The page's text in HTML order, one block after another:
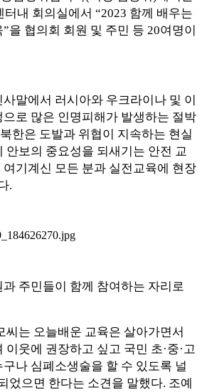
터내 회의실에서 “2023 함께 배우는
”을 협의회 회원 및 주민 등 20여명이
말에서 러시아와 우크라이나 및 이
로 많은 인명피해가 발생하는 절박
북한은 도발과 위협이 지속하는 현실
안보의 중요성을 되새기는 안전 교
기계신 모든 분과 실전교육에 현장
.
주민들이 함께 참여하는 자리로
씨는 오늘배운 교육은 살아가면서
이웃에 권장하고 싶고 국민 초·중· 고
나 심폐소생술을 할 수 있도록 널
었으면 한다는 소견을 말했다. 조예